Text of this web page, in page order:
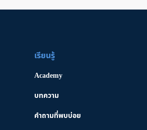
เรียนรู้
Academy
บทความ
คำถามที่พบบ่อย